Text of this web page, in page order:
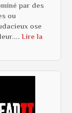
par des
ou
ose
Lire la